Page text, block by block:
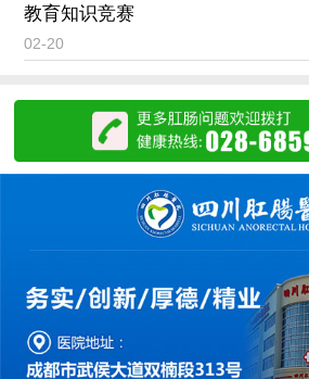
教育知识竞赛
02-20